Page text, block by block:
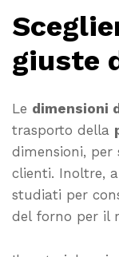
giuste
Le dimensioni
trasporto della
dimensioni, per
clienti. Inoltre,
studiati per
del forno per il